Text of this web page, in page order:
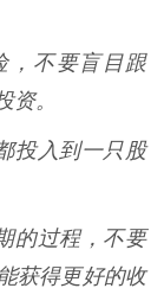
，不要盲目跟
。
投入到一只股
的过程，不要
获得更好的收